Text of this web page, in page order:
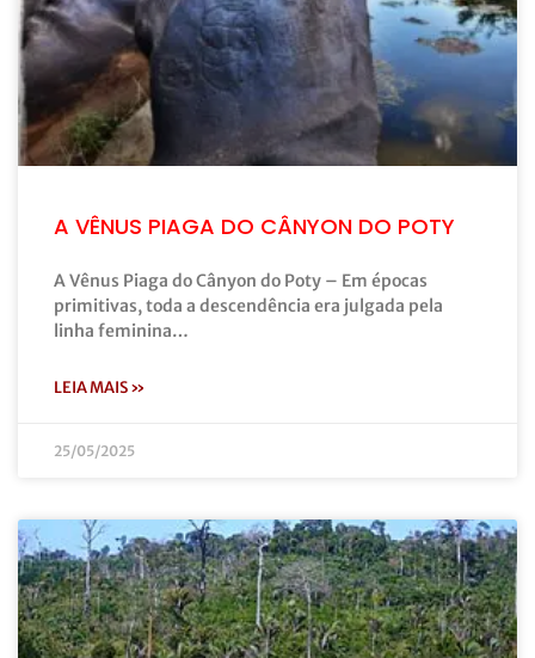
A VÊNUS PIAGA DO CÂNYON DO POTY
A Vênus Piaga do Cânyon do Poty – Em épocas
primitivas, toda a descendência era julgada pela
linha feminina…
LEIA MAIS »
25/05/2025